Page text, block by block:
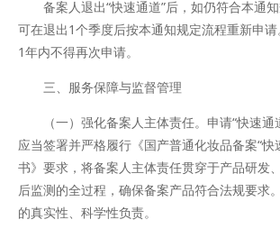
备案人退出“快速通道”后，如仍符合本通
可在退出1个季度后按本通知规定流程重新申请
1年内不得再次申请。
三、服务保障与监督管理
（一）强化备案人主体责任。申请“快速
应当签署并严格履行《国产普通化妆品备案“快
书》要求，将备案人主体责任贯穿于产品研发
后监测的全过程，确保备案产品符合法规要求
的真实性、科学性负责。